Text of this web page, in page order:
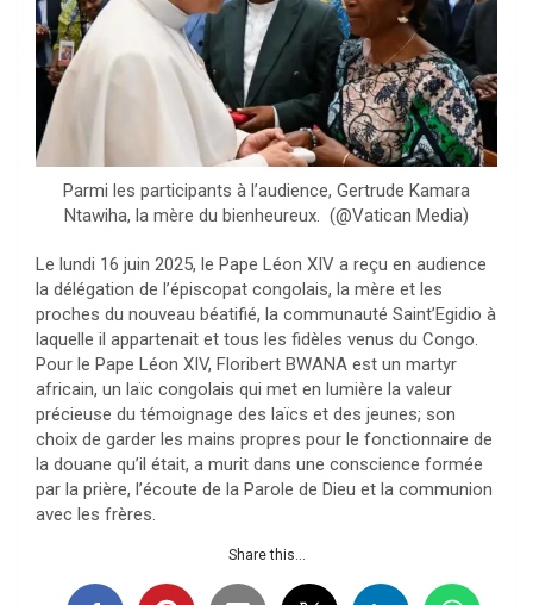
Parmi les participants à l’audience, Gertrude Kamara
Ntawiha, la mère du bienheureux. (@Vatican Media)
Le lundi 16 juin 2025, le Pape Léon XIV a reçu en audience
la délégation de l’épiscopat congolais, la mère et les
proches du nouveau béatifié, la communauté Saint’Egidio à
laquelle il appartenait et tous les fidèles venus du Congo.
Pour le Pape Léon XIV, Floribert BWANA est un martyr
africain, un laïc congolais qui met en lumière la valeur
précieuse du témoignage des laïcs et des jeunes; son
choix de garder les mains propres pour le fonctionnaire de
la douane qu’il était, a murit dans une conscience formée
par la prière, l’écoute de la Parole de Dieu et la communion
avec les frères.
Share this...